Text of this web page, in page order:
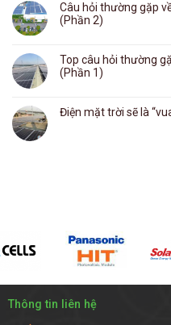
Câu hỏi thường gặp
(Phần 2)
Top câu hỏi thường
(Phần 1)
Điện mặt trời sẽ là
Thông tin liên hệ